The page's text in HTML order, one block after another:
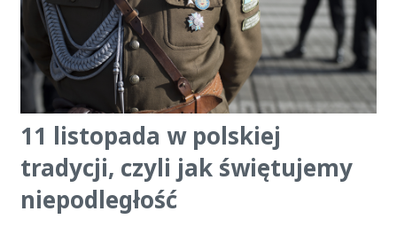
11 listopada w polskiej
tradycji, czyli jak świętujemy
niepodległość